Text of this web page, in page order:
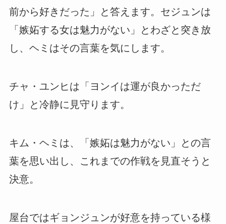
前から好きだった」と答えます。セジュンは
「嫉妬する女は魅力がない」とわざと突き放
し、ヘミはその言葉を気にします。
チャ・ユンヒは「ヨンイは運が良かっただ
け」と冷静に見守ります。
キム・ヘミは、「嫉妬は魅力がない」との言
葉を思い出し、これまでの作戦を見直そうと
決意。
屋台ではギョンジュンが好意を持っている様